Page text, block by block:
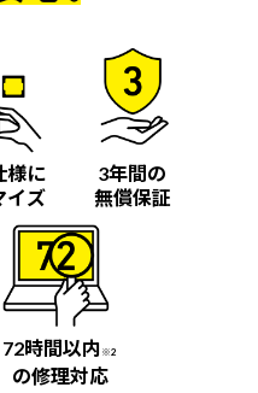
様に
イズ
3年間の
無償保証
72時間以内 ※2
の修理対応